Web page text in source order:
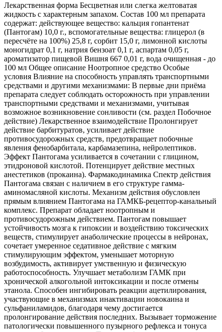
Лекарственная форма Бесцветная или слегка желтоватая
жидкость с характерным запахом. Состав 100 мл препарата
содержат: действующее вещество: кальция гопантенат
(Пантогам) 10,0 г., вспомогательные вещества: глицерол (в
пересчёте на 100%) 25,8 г, сорбит 15,0 г, лимонной кислоты
моногидрат 0,1 г, натрия бензоат 0,1 г, аспартам 0,05 г,
ароматизатор пищевой Вишня 667 0,01 г, вода очищенная - до
100 мл Общее описание Ноотропное средство Особые
условия Влияние на способность управлять транспортными
средствами и другими механизмами: В первые дни приёма
препарата следует соблюдать осторожность при управлении
транспортными средствами и механизмами, учитывая
возможное возникновение сонливости (см. раздел Побочное
действие) Лекарственное взаимодействие Пролонгирует
действие барбитуратов, усиливает действие
противосудорожных средств, предотвращает побочные
явления фенобарбитала, карбамазепина, нейролептиков.
Эффект Пантогама усиливается в сочетании с глицином,
этидроновой кислотой. Потенцирует действие местных
анестетиков (прокаина). Фармакодинамика Спектр действия
Пантогама связан с наличием в его структуре гамма-
аминомасляной кислоты. Механизм действия обусловлен
прямым влиянием Пантогама на ГАМКБ-рецептор-канальный
комплекс. Препарат обладает ноотропным и
противосудорожным действием. Пантогам повышает
устойчивость мозга к гипоксии и воздействию токсических
веществ, стимулирует анаболические процессы в нейронах,
сочетает умеренное седативное действие с мягким
стимулирующим эффектом, уменьшает моторную
возбудимость, активирует умственную и физическую
работоспособность. Улучшает метаболизм ГАМК при
хронической алкогольной интоксикации и после отмены
этанола. Способен ингибировать реакции ацетилирования,
участвующие в механизмах инактивации новокаина и
сульфаниламидов, благодаря чему достигается
пролонгирование действия последних. Вызывает торможение
патологически повышенного пузырного рефлекса и тонуса